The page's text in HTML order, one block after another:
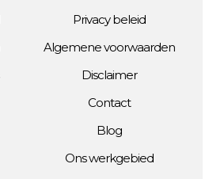
Privacy beleid
Algemene voorwaarden
Disclaimer
Contact
Blog
Ons werkgebied